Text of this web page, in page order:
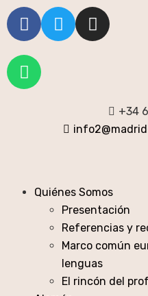
+34
Quiénes Somos
Presentación
Referencias y
Marco común
lenguas
El rincón del